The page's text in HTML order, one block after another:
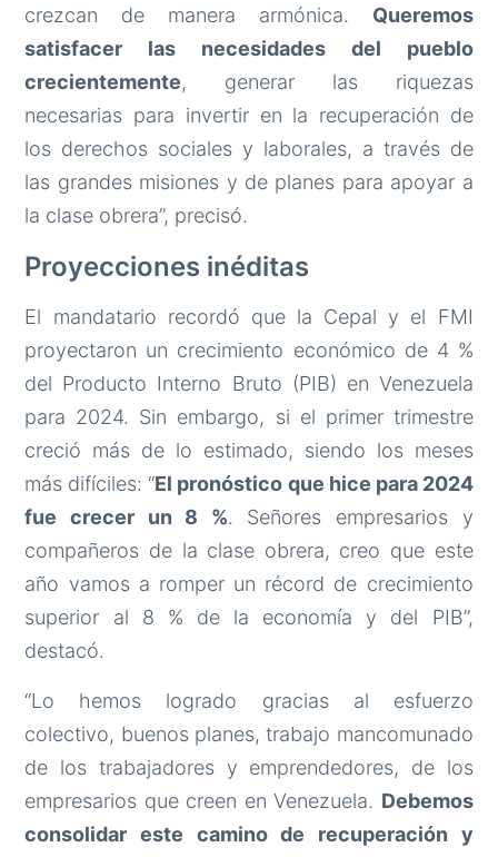
crezcan de manera armónica. Queremos
satisfacer las necesidades del pueblo
crecientemente, generar las riquezas
necesarias para invertir en la recuperación de
los derechos sociales y laborales, a través de
las grandes misiones y de planes para apoyar a
la clase obrera”, precisó.
Proyecciones inéditas
El mandatario recordó que la Cepal y el FMI
proyectaron un crecimiento económico de 4 %
del Producto Interno Bruto (PIB) en Venezuela
para 2024. Sin embargo, si el primer trimestre
creció más de lo estimado, siendo los meses
más difíciles: “El pronóstico que hice para 2024
fue crecer un 8 %. Señores empresarios y
compañeros de la clase obrera, creo que este
año vamos a romper un récord de crecimiento
superior al 8 % de la economía y del PIB”,
destacó.
“Lo hemos logrado gracias al esfuerzo
colectivo, buenos planes, trabajo mancomunado
de los trabajadores y emprendedores, de los
empresarios que creen en Venezuela. Debemos
consolidar este camino de recuperación y